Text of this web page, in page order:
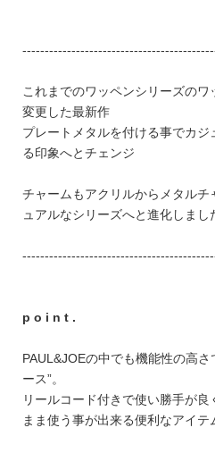
会社特典
これまでのワッペンシリーズのワ
変更した最新作
プレートメタルを付ける事でカ
る印象へとチェンジ
チャームもアクリルからメタル
ュアルなシリーズへと進化しまし
p o i n t .
PAUL&JOEの中でも機能性の高
ース”。
リールコード付きで使い勝手が
まま使う事が出来る便利なアイテ